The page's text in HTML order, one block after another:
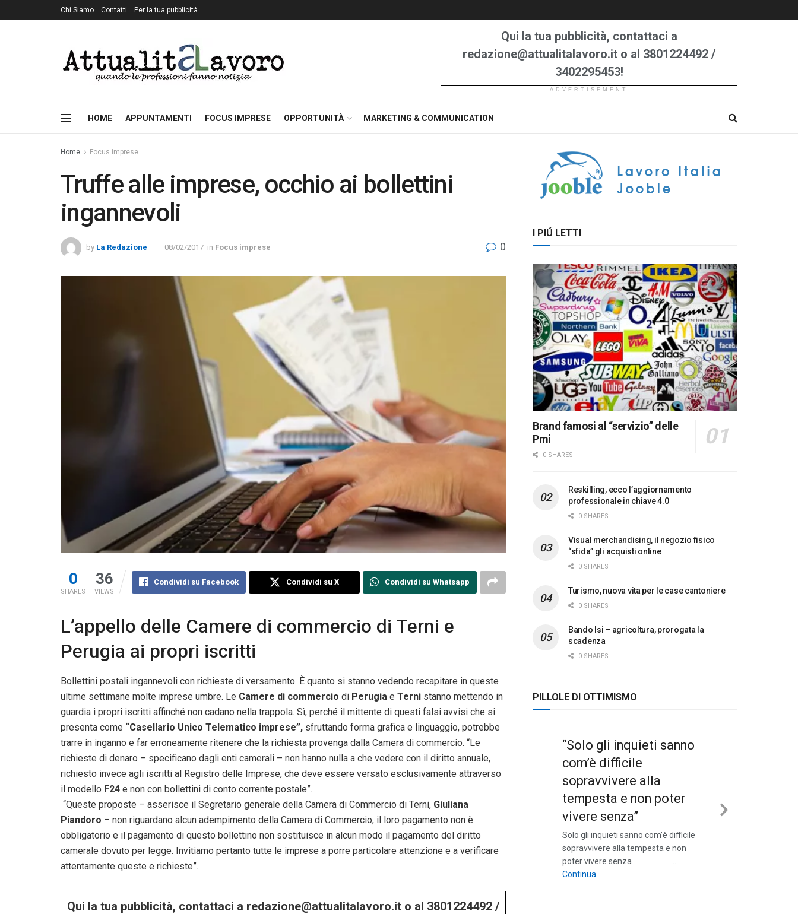
Chi Siamo Contatti Per la tua pubblicità
Qui la tua pubblicità, contattaci a
redazione@attualitalavoro.it o al 3801224492 /
3402295453!
ADVERTISEMENT
HOME APPUNTAMENTI FOCUS IMPRESE OPPORTUNITÀ MARKETING & COMMUNICATION
Home Focus imprese
Truffe alle imprese, occhio ai bollettini
ingannevoli
by La Redazione 08/02/2017 in Focus imprese 0
0
SHARES
36
VIEWS
Condividi su Facebook Condividi su X Condividi su Whatsapp
L’appello delle Camere di commercio di Terni e
Perugia ai propri iscritti
Bollettini postali ingannevoli con richieste di versamento. È quanto si stanno vedendo recapitare in queste
ultime settimane molte imprese umbre. Le Camere di commercio di Perugia e Terni stanno mettendo in
guardia i propri iscritti affinché non cadano nella trappola. Sì, perché il mittente di questi falsi avvisi che si
presenta come “Casellario Unico Telematico imprese”, sfruttando forma grafica e linguaggio, potrebbe
trarre in inganno e far erroneamente ritenere che la richiesta provenga dalla Camera di commercio. “Le
richieste di denaro – specificano dagli enti camerali – non hanno nulla a che vedere con il diritto annuale,
richiesto invece agli iscritti al Registro delle Imprese, che deve essere versato esclusivamente attraverso
il modello F24 e non con bollettini di conto corrente postale”.
“Queste proposte – asserisce il Segretario generale della Camera di Commercio di Terni, Giuliana
Piandoro – non riguardano alcun adempimento della Camera di Commercio, il loro pagamento non è
obbligatorio e il pagamento di questo bollettino non sostituisce in alcun modo il pagamento del diritto
camerale dovuto per legge. Invitiamo pertanto tutte le imprese a porre particolare attenzione e a verificare
attentamente queste e richieste”.
Qui la tua pubblicità, contattaci a redazione@attualitalavoro.it o al 3801224492 /
I PIÚ LETTI
Brand famosi al “servizio” delle
Pmi
0 SHARES
Reskilling, ecco l’aggiornamento
professionale in chiave 4.0
0 SHARES
Visual merchandising, il negozio fisico
“sfida” gli acquisti online
0 SHARES
Turismo, nuova vita per le case cantoniere
0 SHARES
Bando Isi – agricoltura, prorogata la
scadenza
0 SHARES
PILLOLE DI OTTIMISMO
“Solo gli inquieti sanno
com’è difficile
sopravvivere alla
tempesta e non poter
vivere senza”
Solo gli inquieti sanno com’è difficile
sopravvivere alla tempesta e non
poter vivere senza …
Continua